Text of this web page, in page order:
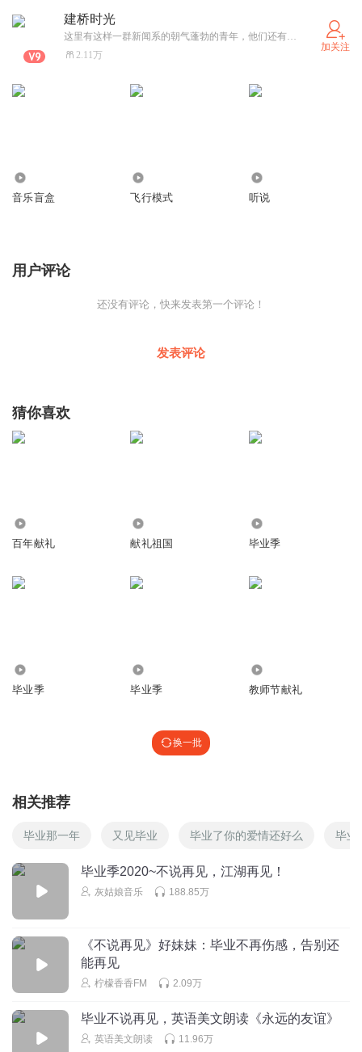
建桥时光
这里有这样一群新闻系的朝气蓬勃的青年，他们还有一个共同的天地——那就是“建桥时光”原创网络电台。你听着，你也享受着，更多的是你与我们一起遨游在精神的世界里，感受着声音的魅力，收获着自己想要的那一点温存。
2.11万
加关注
音乐盲盒 飞行模式 听说
用户评论
还没有评论，快来发表第一个评论！
发表评论
猜你喜欢
百年献礼 献礼祖国 毕业季
毕业季 毕业季 教师节献礼
换一批
相关推荐
毕业那一年 又见毕业 毕业了你的爱情还好么 毕业
毕业季2020~不说再见，江湖再见！
灰姑娘音乐 188.85万
《不说再见》好妹妹：毕业不再伤感，告别还
能再见
柠檬香香FM 2.09万
毕业不说再见，英语美文朗读《永远的友谊》
英语美文朗读 11.96万